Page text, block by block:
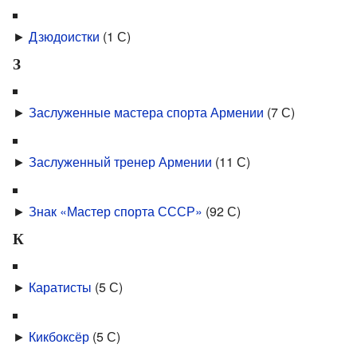
► Дзюдоистки (1 С)
З
► Заслуженные мастера спорта Армении (7 С)
► Заслуженный тренер Армении (11 С)
► Знак «Мастер спорта СССР» (92 С)
К
► Каратисты (5 С)
► Кикбоксёр (5 С)